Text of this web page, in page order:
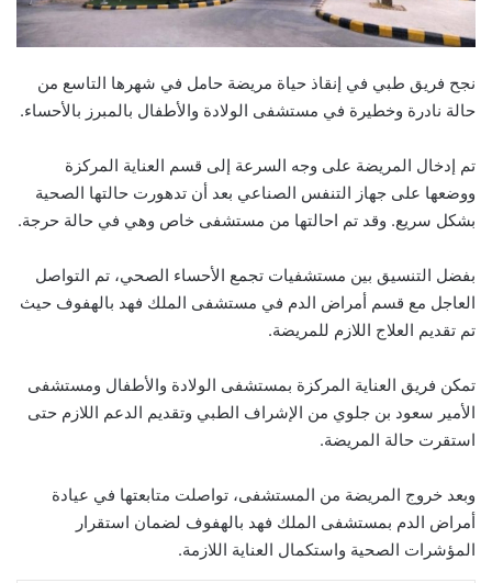
نجح فريق طبي في إنقاذ حياة مريضة حامل في شهرها التاسع من
حالة نادرة وخطيرة في مستشفى الولادة والأطفال بالمبرز بالأحساء.
تم إدخال المريضة على وجه السرعة إلى قسم العناية المركزة
ووضعها على جهاز التنفس الصناعي بعد أن تدهورت حالتها الصحية
بشكل سريع. وقد تم احالتها من مستشفى خاص وهي في حالة حرجة.
بفضل التنسيق بين مستشفيات تجمع الأحساء الصحي، تم التواصل
العاجل مع قسم أمراض الدم في مستشفى الملك فهد بالهفوف حيث
تم تقديم العلاج اللازم للمريضة.
تمكن فريق العناية المركزة بمستشفى الولادة والأطفال ومستشفى
الأمير سعود بن جلوي من الإشراف الطبي وتقديم الدعم اللازم حتى
استقرت حالة المريضة.
وبعد خروج المريضة من المستشفى، تواصلت متابعتها في عيادة
أمراض الدم بمستشفى الملك فهد بالهفوف لضمان استقرار
المؤشرات الصحية واستكمال العناية اللازمة.